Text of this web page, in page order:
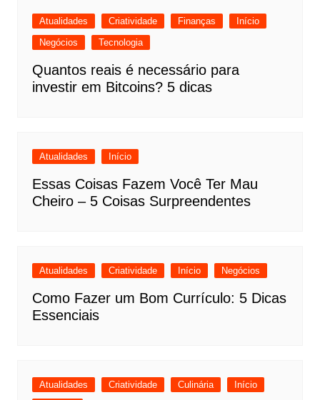
Atualidades Criatividade Finanças
Início
Negócios
Tecnologia
Quantos reais é necessário para
investir em Bitcoins? 5 dicas
Atualidades Início
Essas Coisas Fazem Você Ter Mau
Cheiro – 5 Coisas Surpreendentes
Atualidades Criatividade Início Negócios
Como Fazer um Bom Currículo: 5 Dicas
Essenciais
Atualidades Criatividade Culinária
Início